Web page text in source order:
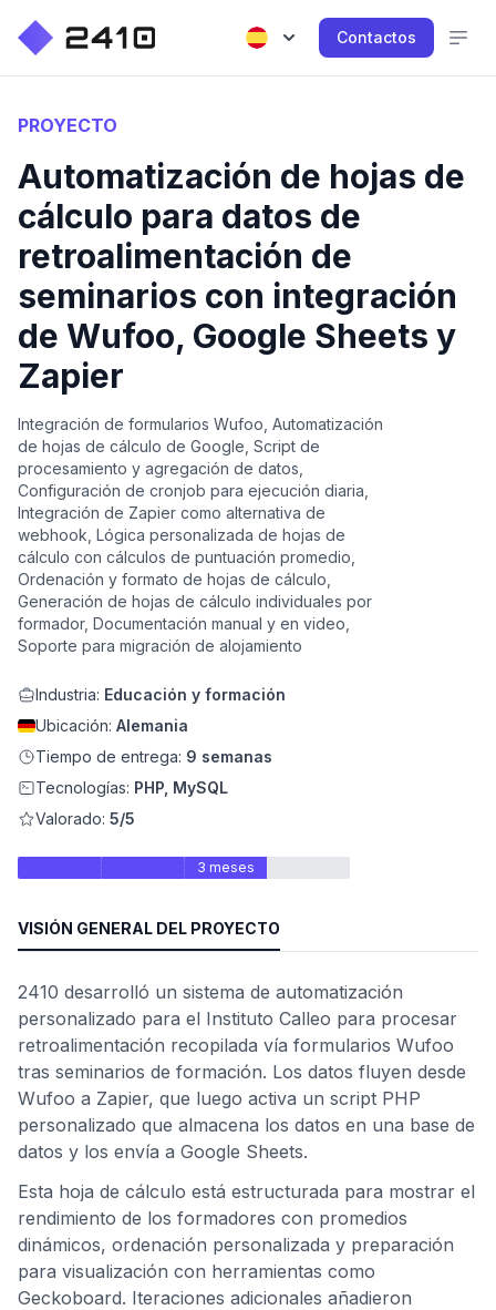
Contactos
PROYECTO
Automatización de hojas de
cálculo para datos de
retroalimentación de
seminarios con integración
de Wufoo, Google Sheets y
Zapier
Integración de formularios Wufoo, Automatización
de hojas de cálculo de Google, Script de
procesamiento y agregación de datos,
Configuración de cronjob para ejecución diaria,
Integración de Zapier como alternativa de
webhook, Lógica personalizada de hojas de
cálculo con cálculos de puntuación promedio,
Ordenación y formato de hojas de cálculo,
Generación de hojas de cálculo individuales por
formador, Documentación manual y en video,
Soporte para migración de alojamiento
Industria: Educación y formación
Ubicación: Alemania
Tiempo de entrega: 9 semanas
Tecnologías: PHP, MySQL
Valorado: 5/5
3 meses
VISIÓN GENERAL DEL PROYECTO
2410 desarrolló un sistema de automatización
personalizado para el Instituto Calleo para procesar
retroalimentación recopilada vía formularios Wufoo
tras seminarios de formación. Los datos fluyen desde
Wufoo a Zapier, que luego activa un script PHP
personalizado que almacena los datos en una base de
datos y los envía a Google Sheets.
Esta hoja de cálculo está estructurada para mostrar el
rendimiento de los formadores con promedios
dinámicos, ordenación personalizada y preparación
para visualización con herramientas como
Geckoboard. Iteraciones adicionales añadieron